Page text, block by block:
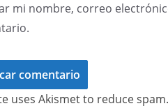
mi nombre, correo
uses Akismet to reduce spam.